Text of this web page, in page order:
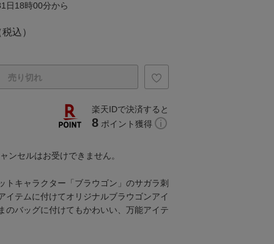
日18時00分から
税込）
売り切れ
楽天IDで決済すると
8 ポイント獲得
ンセルはお受けできません。
トキャラクター「ブラウゴン」のサガラ刺
イテムに付けてオリジナルブラウゴンアイ
のバッグに付けてもかわいい、万能アイテ